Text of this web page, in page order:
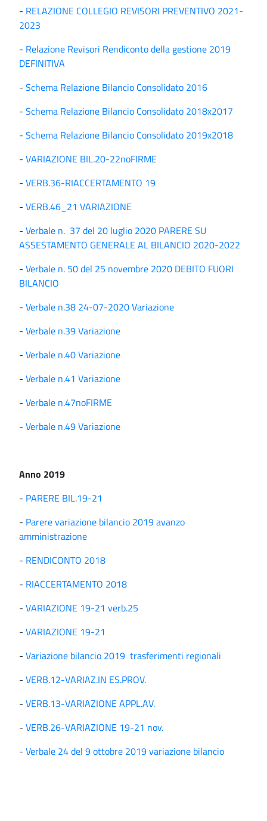
- RELAZIONE COLLEGIO REVISORI PREVENTIVO 2021-
2023
- Relazione Revisori Rendiconto della gestione 2019
DEFINITIVA
- Schema Relazione Bilancio Consolidato 2016
- Schema Relazione Bilancio Consolidato 2018x2017
- Schema Relazione Bilancio Consolidato 2019x2018
- VARIAZIONE BIL.20-22noFIRME
- VERB.36-RIACCERTAMENTO 19
- VERB.46_21 VARIAZIONE
- Verbale n. 37 del 20 luglio 2020 PARERE SU
ASSESTAMENTO GENERALE AL BILANCIO 2020-2022
- Verbale n. 50 del 25 novembre 2020 DEBITO FUORI
BILANCIO
- Verbale n.38 24-07-2020 Variazione
- Verbale n.39 Variazione
- Verbale n.40 Variazione
- Verbale n.41 Variazione
- Verbale n.47noFIRME
- Verbale n.49 Variazione
Anno 2019
- PARERE BIL.19-21
- Parere variazione bilancio 2019 avanzo
amministrazione
- RENDICONTO 2018
- RIACCERTAMENTO 2018
- VARIAZIONE 19-21 verb.25
- VARIAZIONE 19-21
- Variazione bilancio 2019 trasferimenti regionali
- VERB.12-VARIAZ.IN ES.PROV.
- VERB.13-VARIAZIONE APPL.AV.
- VERB.26-VARIAZIONE 19-21 nov.
- Verbale 24 del 9 ottobre 2019 variazione bilancio